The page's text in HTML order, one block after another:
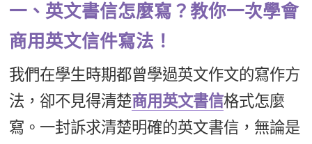
一、英文書信怎麼寫？教你一次學會
商用英文信件寫法！
我們在學生時期都曾學過英文作文的寫作方
法，卻不見得清楚商用英文書信格式怎麼
寫。一封訴求清楚明確的英文書信，無論是